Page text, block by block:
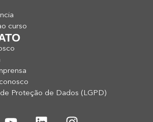
curso
Proteção de Dados (LGPD)